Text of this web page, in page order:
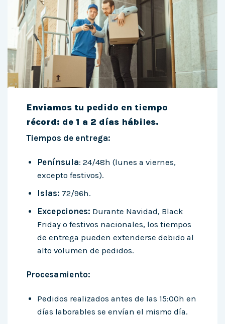
Enviamos tu pedido en tiempo
récord: de 1 a 2 días hábiles.
Tiempos de entrega:
Península: 24/48h (lunes a viernes,
excepto festivos).
Islas: 72/96h.
Excepciones: Durante Navidad, Black
Friday o festivos nacionales, los tiempos
de entrega pueden extenderse debido al
alto volumen de pedidos.
Procesamiento:
Pedidos realizados antes de las 15:00h en
días laborables se envían el mismo día.